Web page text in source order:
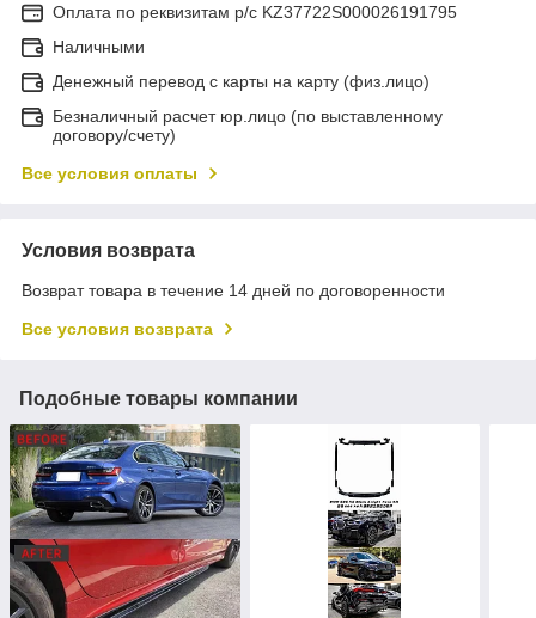
Оплата по реквизитам р/с KZ37722S000026191795
Наличными
Денежный перевод с карты на карту (физ.лицо)
Безналичный расчет юр.лицо (по выставленному
договору/счету)
Все условия оплаты
Условия возврата
Возврат товара в течение 14 дней по договоренности
Все условия возврата
Подобные товары компании